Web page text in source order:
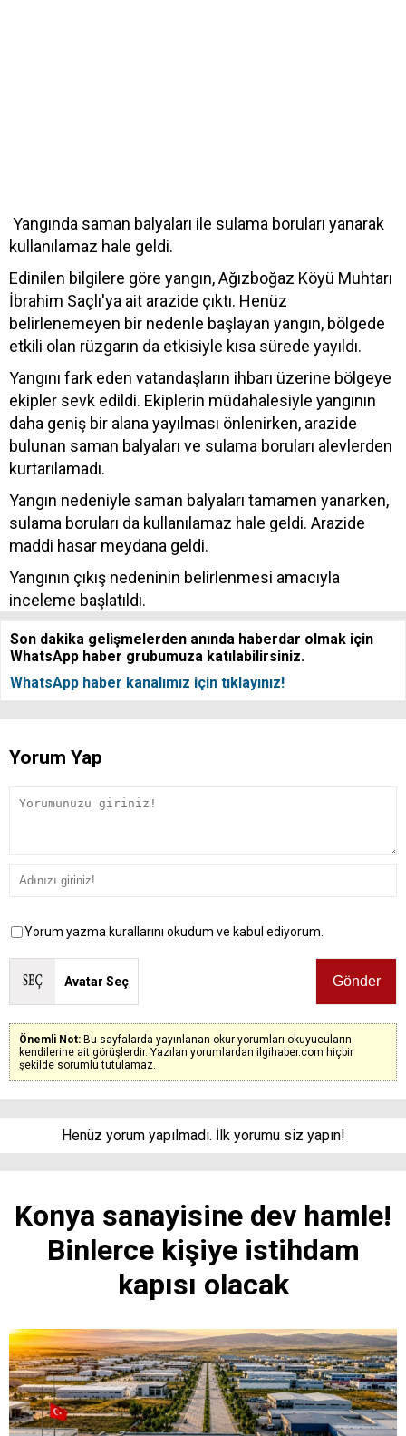
Yangında saman balyaları ile sulama boruları yanarak
kullanılamaz hale geldi.
Edinilen bilgilere göre yangın, Ağızboğaz Köyü Muhtarı
İbrahim Saçlı'ya ait arazide çıktı. Henüz
belirlenemeyen bir nedenle başlayan yangın, bölgede
etkili olan rüzgarın da etkisiyle kısa sürede yayıldı.
Yangını fark eden vatandaşların ihbarı üzerine bölgeye
ekipler sevk edildi. Ekiplerin müdahalesiyle yangının
daha geniş bir alana yayılması önlenirken, arazide
bulunan saman balyaları ve sulama boruları alevlerden
kurtarılamadı.
Yangın nedeniyle saman balyaları tamamen yanarken,
sulama boruları da kullanılamaz hale geldi. Arazide
maddi hasar meydana geldi.
Yangının çıkış nedeninin belirlenmesi amacıyla
inceleme başlatıldı.
Son dakika gelişmelerden anında haberdar olmak için
WhatsApp haber grubumuza katılabilirsiniz.
WhatsApp haber kanalımız için tıklayınız!
Yorum Yap
Yorum yazma kurallarını okudum ve kabul ediyorum.
Avatar Seç
Önemli Not: Bu sayfalarda yayınlanan okur yorumları okuyucuların
kendilerine ait görüşlerdir. Yazılan yorumlardan ilgihaber.com hiçbir
şekilde sorumlu tutulamaz.
Henüz yorum yapılmadı. İlk yorumu siz yapın!
Konya sanayisine dev hamle!
Binlerce kişiye istihdam
kapısı olacak